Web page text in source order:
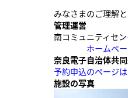
みなさまのご理解
管理運営
南コミュニティセ
ホームペ
奈良電子自治体共
予約申込のページ
施設の写真